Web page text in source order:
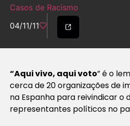
Casos de Racismo
04/11/11
“Aqui vivo, aqui voto” é o
cerca de 20 organizações de
na Espanha para reivindicar o
representantes políticos no